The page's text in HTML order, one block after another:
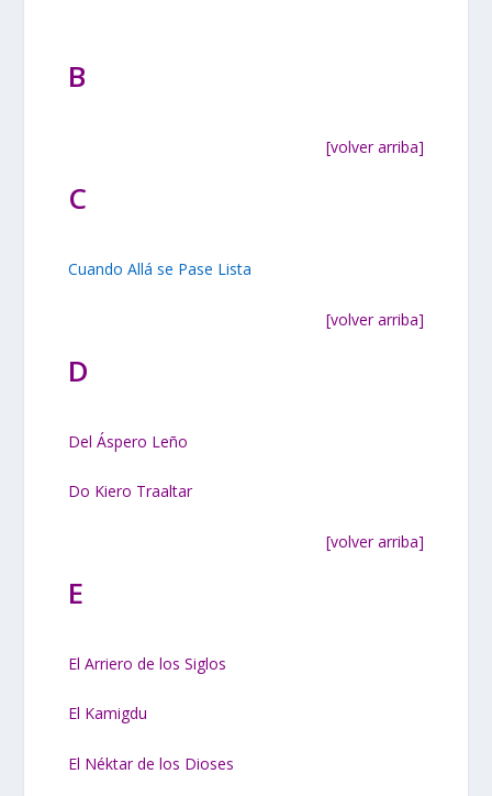
B
[volver arriba]
C
Cuando Allá se Pase Lista
[volver arriba]
D
Del Áspero Leño
Do Kiero Traaltar
[volver arriba]
E
El Arriero de los Siglos
El Kamigdu
El Néktar de los Dioses